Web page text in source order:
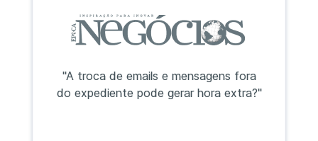
"A troca de emails e mensagens fora
do expediente pode gerar hora extra?"